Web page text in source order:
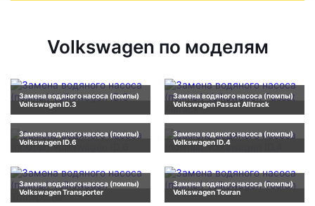
Volkswagen по моделям
Замена водяного насоса (помпы)
Volkswagen ID.3
Замена водяного насоса (помпы)
Volkswagen Passat Alltrack
Замена водяного насоса (помпы)
Volkswagen ID.6
Замена водяного насоса (помпы)
Volkswagen ID.4
Замена водяного насоса (помпы)
Volkswagen Transporter
Замена водяного насоса (помпы)
Volkswagen Touran